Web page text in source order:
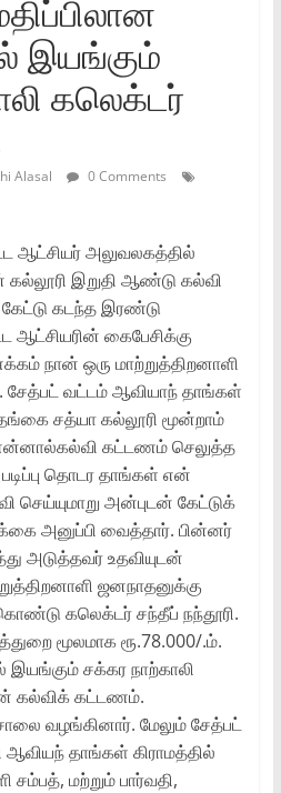
இயங்கும்
கலெக்டர்
Alasal
0 Comments
ஆட்சியர் அலுவலகத்தில்
இறுதி ஆண்டு கல்வி
கடந்த இரண்டு
ஆட்சியரின் கைபேசிக்கு
நான் ஒரு மாற்றுத்திறனாளி
வட்டம் ஆவியாந் தாங்கள்
சத்யா கல்லூரி மூன்றாம்
என்னால்கல்வி கட்டணம் செலுத்த
படிப்பு தொடர தாங்கள் என்
செய்யுமாறு அன்புடன் கேட்டுக்
அனுப்பி வைத்தார். பின்னர்
அடுத்தவர் உதவியுடன்
ஜனநாதனுக்கு
கலெக்டர் சந்தீப் நந்தூரி.
மூலமாக ரூ.78.000/.ம்.
இயங்கும் சக்கர நாற்காலி
கல்விக் கட்டணம்.
வழங்கினார். மேலும் சேத்பட்
தாங்கள் கிராமத்தில்
மற்றும் பார்வதி,